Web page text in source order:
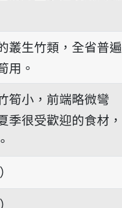
叢生竹類，全省普遍
用。
筍小，前端略微彎
季很受歡迎的食材，